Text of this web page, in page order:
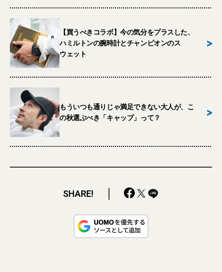
【買うべきコラボ】今の気分をプラスした、
ハミルトンの腕時計とチャンピオンのス
ウェット
>
もういつも通りじゃ満足できない大人が、こ
の秋選ぶべき「キャップ」って？
>
SHARE!